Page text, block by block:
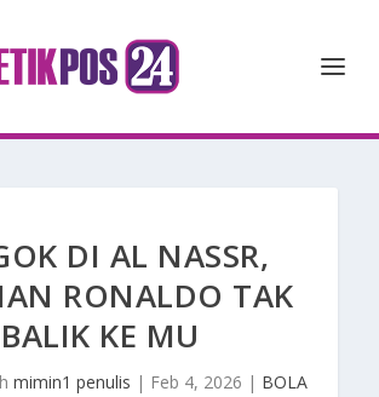
DI AL NASSR,
RONALDO TAK
BALIK KE MU
mimin1 penulis | Feb 4, 2026 | BOLA